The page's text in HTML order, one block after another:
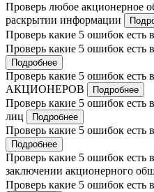
Проверь любое акционерное
раскрытии информации
Проверь какие 5 ошибок есть
Проверь какие 5 ошибок
Подробнее
Проверь какие 5 ошибок есть
АКЦИОНЕРОВ
Подробнее
Проверь какие 5 ошибок
лиц
Подробнее
Проверь какие 5 ошибок есть
Подробнее
Проверь какие 5 ошибок есть
заключении акционерного
Проверь какие 5 ошибок есть